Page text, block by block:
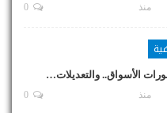
منذ
الأسواق.. والتعديلات…
منذ